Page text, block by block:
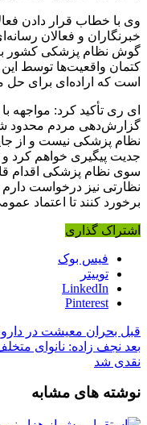
وی با خطاب قرار دادن
خبرنگاران و فعالان
گوش نظام پزشکی کشور
کتمان واقعیت‌ها توسط
است که اراده‌ای برای حل
ای ری تأکید کرد: مواجهه
گزارش‌دهی مردم محدود
نظام پزشکی نیست و از
جدیت پیگیری خواهم کرد و
سوی نظام پزشکی اقدام
نظارتی نیز درخواست دارم
برخورد کنند تا اعتماد
اشتراک گذاری
فیس بوک
توییتر
LinkedIn
Pinterest
قبل بحران معیشت در
بعد
نقدی شد
نوشته های مشابه